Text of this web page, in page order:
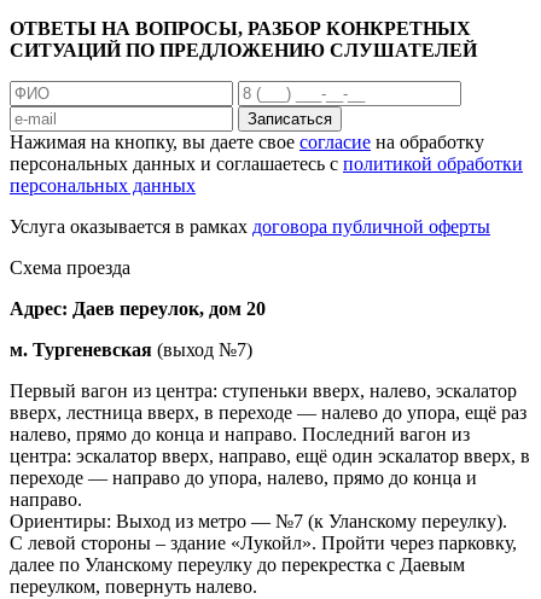
ОТВЕТЫ НА ВОПРОСЫ, РАЗБОР КОНКРЕТНЫХ
СИТУАЦИЙ ПО ПРЕДЛОЖЕНИЮ СЛУШАТЕЛЕЙ
Записаться
Нажимая на кнопку, вы даете свое согласие на обработку
персональных данных и соглашаетесь с политикой обработки
персональных данных
Услуга оказывается в рамках договора публичной оферты
Схема проезда
Адрес: Даев переулок, дом 20
м. Тургеневская (выход №7)
Первый вагон из центра: ступеньки вверх, налево, эскалатор
вверх, лестница вверх, в переходе — налево до упора, ещё раз
налево, прямо до конца и направо. Последний вагон из
центра: эскалатор вверх, направо, ещё один эскалатор вверх, в
переходе — направо до упора, налево, прямо до конца и
направо.
Ориентиры: Выход из метро — №7 (к Уланскому переулку).
С левой стороны – здание «Лукойл». Пройти через парковку,
далее по Уланскому переулку до перекрестка с Даевым
переулком, повернуть налево.